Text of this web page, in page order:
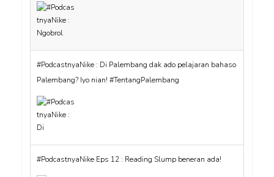
#PodcastnyaNike : Di Palembang dak ado pelajaran bahaso
Palembang? Iyo nian! #TentangPalembang
#PodcastnyaNike Eps 12 : Reading Slump beneran ada!